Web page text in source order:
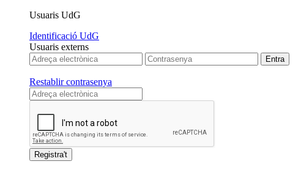
Usuaris UdG
Identificació UdG
Usuaris externs
Restablir contrasenya